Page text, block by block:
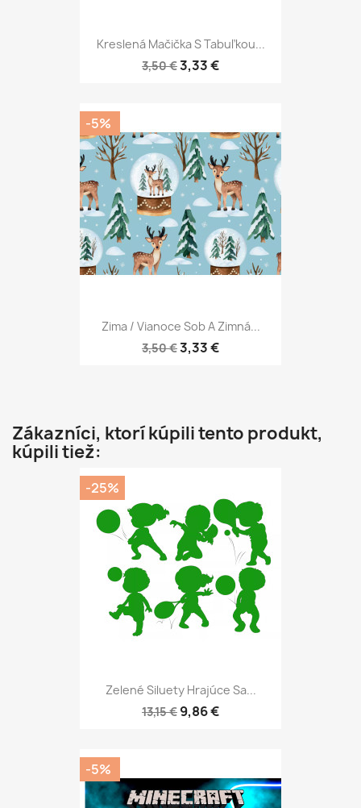
Kreslená Mačička S Tabuľkou...
3,50 €3,33 €
Zima / Vianoce Sob A Zimná...
3,50 €3,33 €
-5%
Zákazníci, ktorí kúpili tento produkt,
kúpili tiež:
Zelené Siluety Hrajúce Sa...
13,15 € 9,86 €
-25%
-5%